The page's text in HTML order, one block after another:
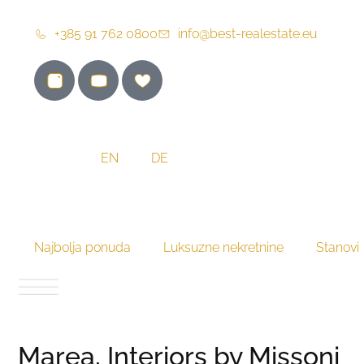
+385 91 762 0800 info@best-realestate.eu
EN DE
Najbolja ponuda Luksuzne nekretnine Stanovi
Marea, Interiors by Missoni